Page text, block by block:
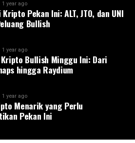
1 year ago
Pekan Ini: ALT, JTO, dan UNI
Bullish
1 year ago
Bullish Minggu Ini: Dari
hingga Raydium
1 year ago
Menarik yang Perlu
Pekan Ini